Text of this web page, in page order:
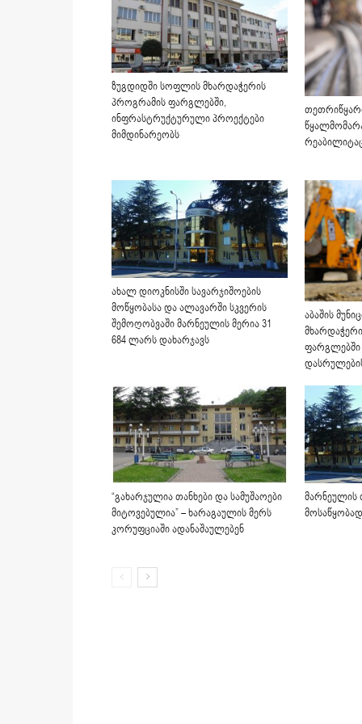
ზუგდიდში სოფლის მხარდაჭერის
პროგრამის ფარგლებში,
ინფრასტრუქტურული პროექტები
მიმდინარეობს
ახალ დიოკნისში სავარჯიშოების
მოწყობასა და ალავარში სკვერის
შემოღობვაში მარნეულის მერია 31
684 ლარს დახარჯავს
აბაშის
ფარგლებში
“გახარჯულია თანხები და სამუშაოები
მიტოვებულია” – ხარაგაულის მერს
კორუფციაში ადანაშაულებენ
მარნეულის